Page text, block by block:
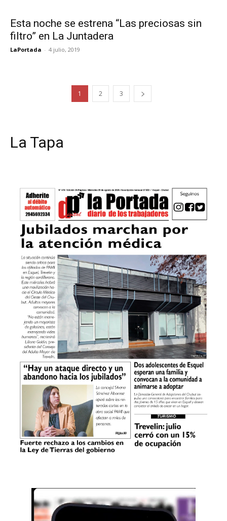
Esta noche se estrena “Las preciosas sin
filtro” en La Juntadera
LaPortada - 4 julio, 2019
1 2 3
La Tapa